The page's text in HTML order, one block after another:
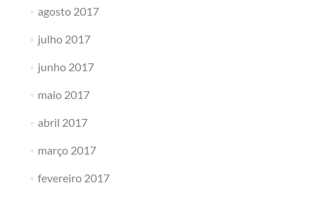
agosto 2017
julho 2017
junho 2017
maio 2017
abril 2017
março 2017
fevereiro 2017